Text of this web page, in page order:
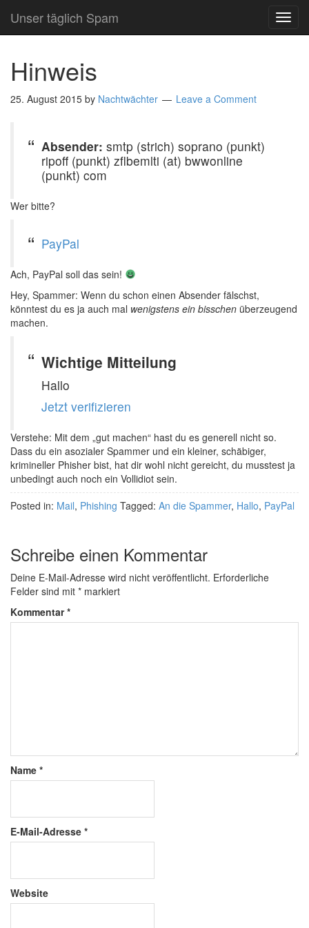
Unser täglich Spam
Hinweis
25. August 2015 by Nachtwächter Leave a Comment
Absender: smtp (strich) soprano (punkt)
ripoff (punkt) zflbemlti (at) bwwonline
(punkt) com
Wer bitte?
PayPal
Ach, PayPal soll das sein!
Hey, Spammer: Wenn du schon einen Absender fälschst,
könntest du es ja auch mal wenigstens ein bisschen überzeugend
machen.
Wichtige Mitteilung
Hallo
Jetzt verifizieren
Verstehe: Mit dem „gut machen“ hast du es generell nicht so.
Dass du ein asozialer Spammer und ein kleiner, schäbiger,
krimineller Phisher bist, hat dir wohl nicht gereicht, du musstest ja
unbedingt auch noch ein Vollidiot sein.
Posted in: Mail, Phishing Tagged: An die Spammer, Hallo, PayPal
Schreibe einen Kommentar
Deine E-Mail-Adresse wird nicht veröffentlicht. Erforderliche
Felder sind mit * markiert
Kommentar*
Name *
E-Mail-Adresse *
Website